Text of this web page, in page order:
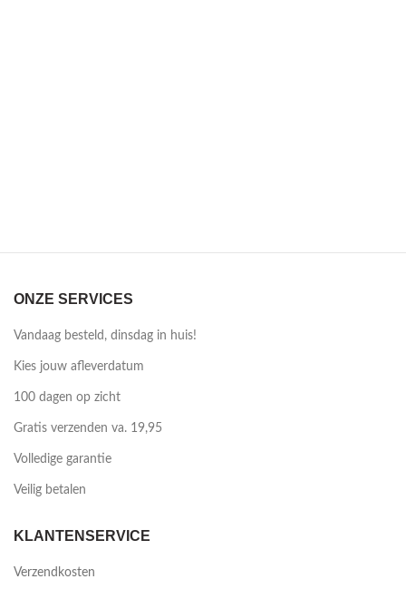
ONZE SERVICES
Vandaag besteld, dinsdag in huis!
Kies jouw afleverdatum
100 dagen op zicht
Gratis verzenden va. 19,95
Volledige garantie
Veilig betalen
KLANTENSERVICE
Verzendkosten